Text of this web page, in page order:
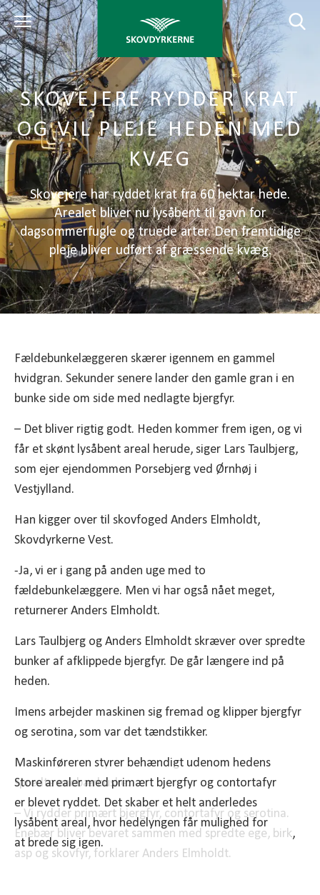
SKOVEJERE RYDDER KRAT
OG VIL PLEJE HEDEN MED
KVÆG
Skovejere har ryddet krat fra 60 hektar hede.
Arealet bliver nu lysåbent til gavn for
dagsommerfugle og truede arter. Den fremtidige
pleje bliver udført af græssende kvæg.
Fældebunkelæggeren skærer igennem en gammel
hvidgran. Sekunder senere lander den gamle gran i en
bunke side om side med nedlagte bjergfyr.
– Det bliver rigtig godt. Heden kommer frem igen, og vi
får et skønt lysåbent areal herude, siger Lars Taulbjerg,
som ejer ejendommen Porsebjerg ved Ørnhøj i
Vestjylland.
Han kigger over til skovfoged Anders Elmholdt,
Skovdyrkerne Vest.
-Ja, vi er i gang på anden uge med to
fældebunkelæggere. Men vi har også nået meget,
returnerer Anders Elmholdt.
Lars Taulbjerg og Anders Elmholdt skræver over spredte
bunker af afklippede bjergfyr. De går længere ind på
heden.
Imens arbejder maskinen sig fremad og klipper bjergfyr
og serotina, som var det tændstikker.
Maskinføreren styrer behændigt udenom hedens
spredte enebærbuske.
– Vi rydder primært bjergfyr, contortafyr og serotina.
Enebær bliver bevaret sammen med spredte ege, birk,
asp og skovfyr, forklarer Anders Elmholdt.
Store arealer med primært bjergfyr og contortafyr
er blevet ryddet. Det skaber et helt anderledes
lysåbent areal, hvor hedelyngen får mulighed for
at brede sig igen.